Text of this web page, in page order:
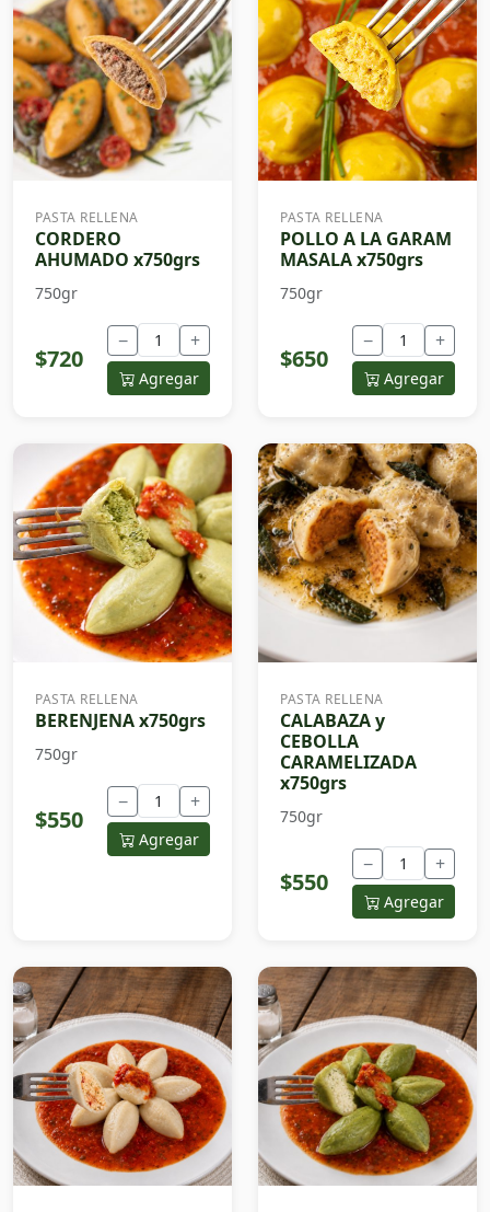
PASTA RELLENA
CORDERO
AHUMADO x750grs
750gr
$720
− +
Agregar
PASTA RELLENA
POLLO A LA GARAM
MASALA x750grs
750gr
$650
− +
Agregar
PASTA RELLENA
BERENJENA x750grs
750gr
$550
− +
Agregar
PASTA RELLENA
CALABAZA y
CEBOLLA
CARAMELIZADA
x750grs
750gr
$550
− +
Agregar